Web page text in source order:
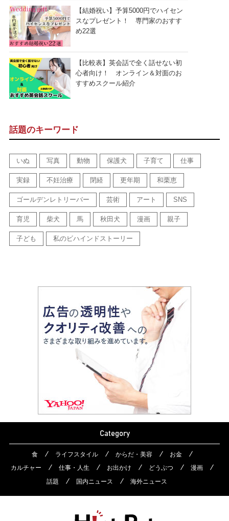
【結婚祝い】予算5000円でハイセン
スなプレゼント！ 専門家のおすす
め22選
【比較表】英会話で全く話せない初
心者向け！ オンライン＆対面のお
すすめスクール紹介
話題のキーワード
いぬ 写真 動物 保護犬 子育て 仕事
実録 不妊治療 閉経 更年期 和栗恵
ゴールデンレトリーバー 芸術 アート SNS
育児 柴犬 馬 秋田犬 漫画 親子
子ども 私のビハインドストーリー
Category
食 ライフスタイル からだ・美容
お金
カルチャー
仕事・人生 お出かけ どうぶつ
漫画
話題
国内ニュース 海外ニュース